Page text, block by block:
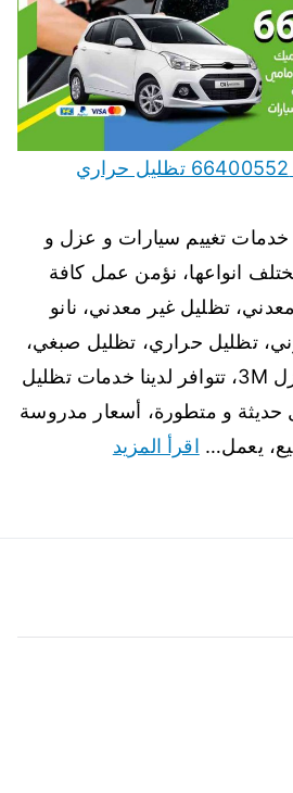
تظليل سيارات العيون 66400552 تظليل حراري
خدمات تغييم سيارات و عزل و
انواعها، نؤمن عمل كافة
تظليل غير معدني، نانو
تظليل حراري، تظليل صبغي،
نقوم بتأمين تظليل عازل 3M، تتوافر لدينا خدمات تظليل
حديثة و متطورة، أسعار مدروسة
يعمل… اقرأ المزيد